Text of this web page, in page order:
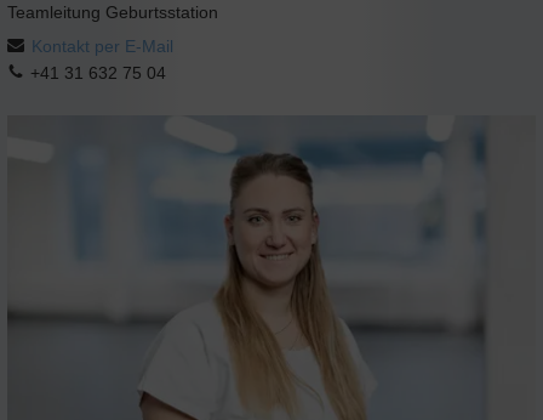
Teamleitung Geburtsstation
Kontakt per E-Mail
+41 31 632 75 04